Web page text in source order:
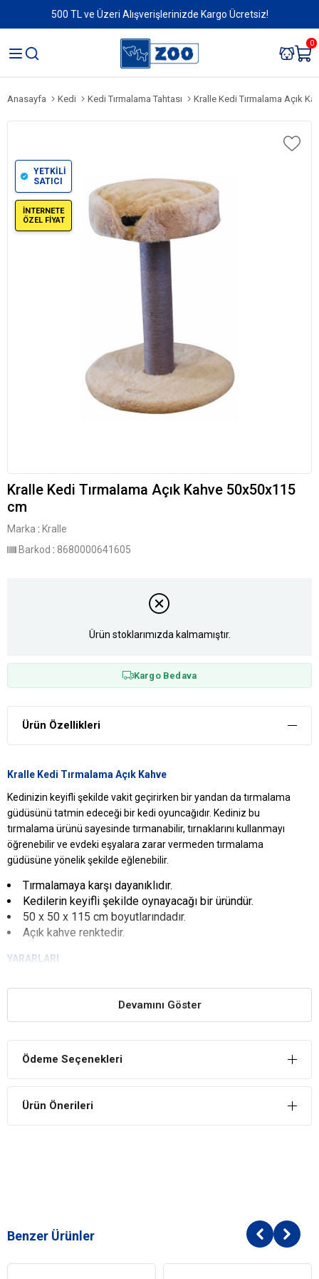
500 TL ve Üzeri Alışverişlerinizde Kargo Ücretsiz!
0
Anasayfa Kedi Kedi Tırmalama Tahtası Kralle Kedi Tırmalama Açık
YETKİLİ
SATICI
İNTERNETE
ÖZEL FİYAT
Kralle Kedi Tırmalama Açık Kahve 50x50x115
cm
Marka : Kralle
Barkod : 8680000641605
Ürün stoklarımızda kalmamıştır.
Kargo Bedava
Ürün Özellikleri
Kralle Kedi Tırmalama Açık Kahve
Kedinizin keyifli şekilde vakit geçirirken bir yandan da tırmalama
güdüsünü tatmin edeceği bir kedi oyuncağıdır. Kediniz bu
tırmalama ürünü sayesinde tırmanabilir, tırnaklarını kullanmayı
öğrenebilir ve evdeki eşyalara zarar vermeden tırmalama
güdüsüne yönelik şekilde eğlenebilir.
Tırmalamaya karşı dayanıklıdır.
Kedilerin keyifli şekilde oynayacağı bir üründür.
50 x 50 x 115 cm boyutlarındadır.
Açık kahve renktedir.
YARARLARI
Kediler tırmalama güdülerine yönelik olarak evdeki koltukları,
halıları, perdeleri ya da pek çok alanı tırmalayabilir. Bu ürün
eğlenebilir ve evdeki diğer eşyaları tırmalamak zorunda kalmaz.
oyuncak, tırmanma ve tırmalama güdülerine hitap eden özel
Devamını Göster
Ödeme Seçenekleri
Ürün Önerileri
Benzer Ürünler